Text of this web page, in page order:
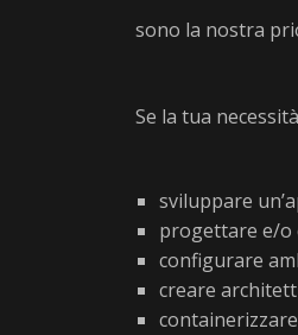
sono la nostra
Se la tua
sviluppare
progettare e/o
configurare
creare